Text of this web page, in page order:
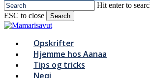
Hit enter to
ESC to close
Search
Close
Menu
Opskrifter
Hjemme hos Aanaa
Tips og tricks
Neqi